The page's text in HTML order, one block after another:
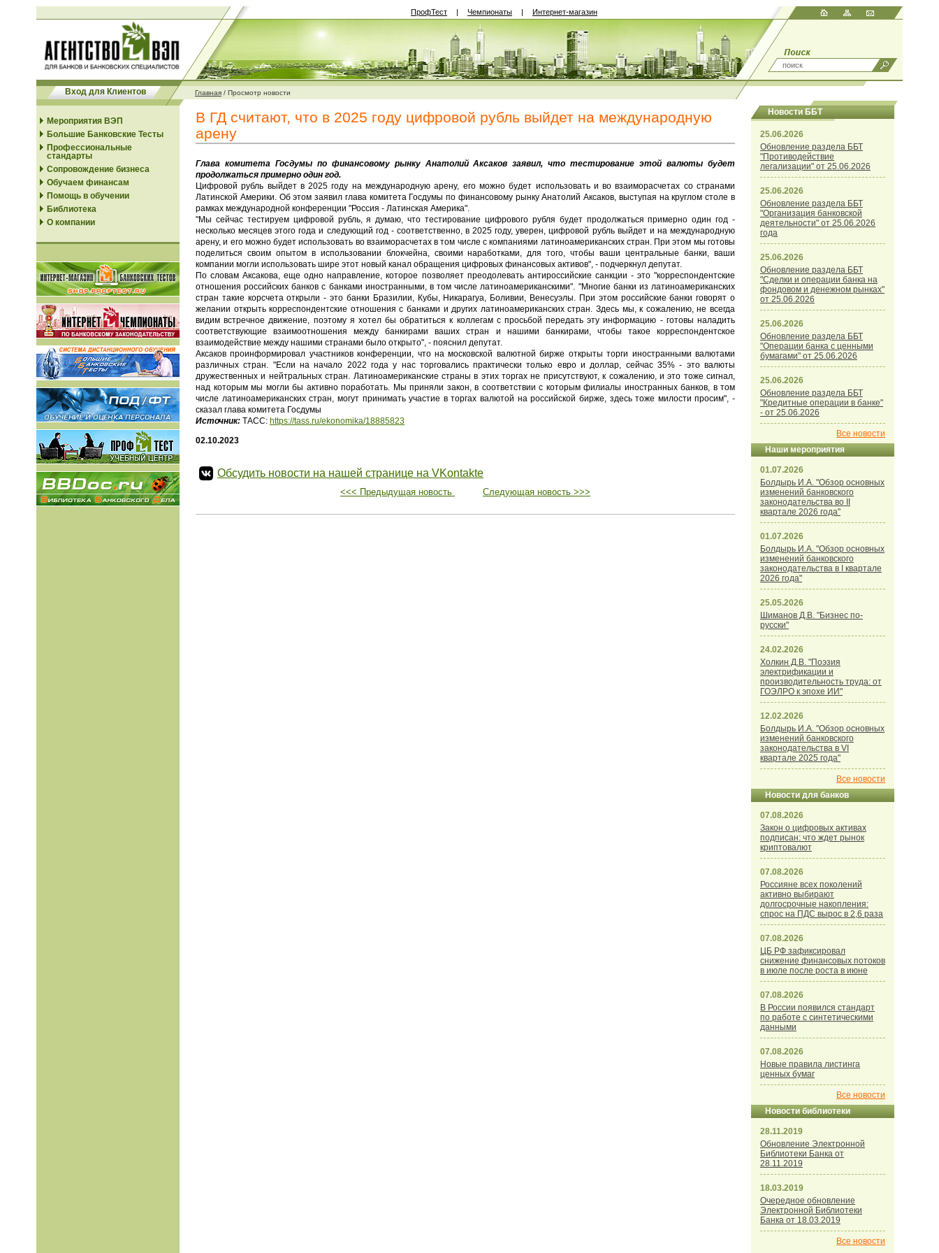
ПрофТест | Чемпионаты | Интернет-магазин
Вход для Клиентов Главная / Просмотр новости
Мероприятия ВЭП
Большие Банковские Тесты
Профессиональные
стандарты
Сопровождение бизнеса
Обучаем финансам
Помощь в обучении
Библиотека
О компании
В ГД считают, что в 2025 году цифровой рубль выйдет на международную
арену
Глава комитета Госдумы по финансовому рынку Анатолий Аксаков заявил, что тестирование этой валюты будет
продолжаться примерно один год.
Цифровой рубль выйдет в 2025 году на международную арену, его можно будет использовать и во взаиморасчетах со странами
Латинской Америки. Об этом заявил глава комитета Госдумы по финансовому рынку Анатолий Аксаков, выступая на круглом столе в
рамках международной конференции "Россия - Латинская Америка".
"Мы сейчас тестируем цифровой рубль, я думаю, что тестирование цифрового рубля будет продолжаться примерно один год -
несколько месяцев этого года и следующий год - соответственно, в 2025 году, уверен, цифровой рубль выйдет и на международную
арену, и его можно будет использовать во взаиморасчетах в том числе с компаниями латиноамериканских стран. При этом мы готовы
поделиться своим опытом в использовании блокчейна, своими наработками, для того, чтобы ваши центральные банки, ваши
компании могли использовать шире этот новый канал обращения цифровых финансовых активов", - подчеркнул депутат.
По словам Аксакова, еще одно направление, которое позволяет преодолевать антироссийские санкции - это "корреспондентские
отношения российских банков с банками иностранными, в том числе латиноамериканскими". "Многие банки из латиноамериканских
стран такие корсчета открыли - это банки Бразилии, Кубы, Никарагуа, Боливии, Венесуэлы. При этом российские банки говорят о
желании открыть корреспондентские отношения с банками и других латиноамериканских стран. Здесь мы, к сожалению, не всегда
видим встречное движение, поэтому я хотел бы обратиться к коллегам с просьбой передать эту информацию - готовы наладить
соответствующие взаимоотношения между банкирами ваших стран и нашими банкирами, чтобы такое корреспондентское
взаимодействие между нашими странами было открыто", - пояснил депутат.
Аксаков проинформировал участников конференции, что на московской валютной бирже открыты торги иностранными валютами
различных стран. "Если на начало 2022 года у нас торговались практически только евро и доллар, сейчас 35% - это валюты
дружественных и нейтральных стран. Латиноамериканские страны в этих торгах не присутствуют, к сожалению, и это тоже сигнал,
над которым мы могли бы активно поработать. Мы приняли закон, в соответствии с которым филиалы иностранных банков, в том
числе латиноамериканских стран, могут принимать участие в торгах валютой на российской бирже, здесь тоже милости просим", -
сказал глава комитета Госдумы
Источник: ТАСС: https://tass.ru/ekonomika/18885823
02.10.2023
Обсудить новости на нашей странице на VKontakte
<<< Предыдущая новость Следующая новость >>>
Новости ББТ
25.06.2026
Обновление раздела ББТ
"Противодействие
легализации" от 25.06.2026
25.06.2026
Обновление раздела ББТ
"Организация банковской
деятельности" от 25.06.2026
года
25.06.2026
Обновление раздела ББТ
"Сделки и операции банка на
фондовом и денежном рынках"
от 25.06.2026
25.06.2026
Обновление раздела ББТ
"Операции банка с ценными
бумагами" от 25.06.2026
25.06.2026
Обновление раздела ББТ
"Кредитные операции в банке"
- от 25.06.2026
Все новости
Наши мероприятия
01.07.2026
Болдырь И.А. "Обзор основных
изменений банковского
законодательства во II
квартале 2026 года"
01.07.2026
Болдырь И.А. "Обзор основных
изменений банковского
законодательства в I квартале
2026 года"
25.05.2026
Шиманов Д.В. "Бизнес по-
русски"
24.02.2026
Холкин Д.В. "Поэзия
электрификации и
производительность труда: от
ГОЭЛРО к эпохе ИИ"
12.02.2026
Болдырь И.А. "Обзор основных
изменений банковского
законодательства в VI
квартале 2025 года"
Все новости
Новости для банков
07.08.2026
Закон о цифровых активах
подписан: что ждет рынок
криптовалют
07.08.2026
Россияне всех поколений
активно выбирают
долгосрочные накопления:
спрос на ПДС вырос в 2,6 раза
07.08.2026
ЦБ РФ зафиксировал
снижение финансовых потоков
в июле после роста в июне
07.08.2026
В России появился стандарт
по работе с синтетическими
данными
07.08.2026
Новые правила листинга
ценных бумаг
Все новости
Новости библиотеки
28.11.2019
Обновление Электронной
Библиотеки Банка от
28.11.2019
18.03.2019
Очередное обновление
Электронной Библиотеки
Банка от 18.03.2019
Все новости